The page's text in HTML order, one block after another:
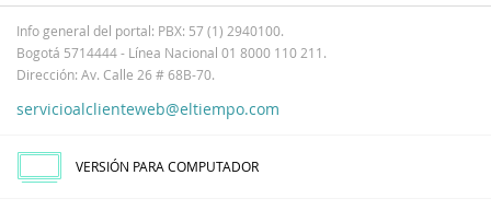
Info general del portal: PBX: 57 (1) 2940100.
Bogotá 5714444 - Línea Nacional 01 8000 110 211.
Dirección: Av. Calle 26 # 68B-70.
servicioalclienteweb@eltiempo.com
VERSIÓN PARA COMPUTADOR